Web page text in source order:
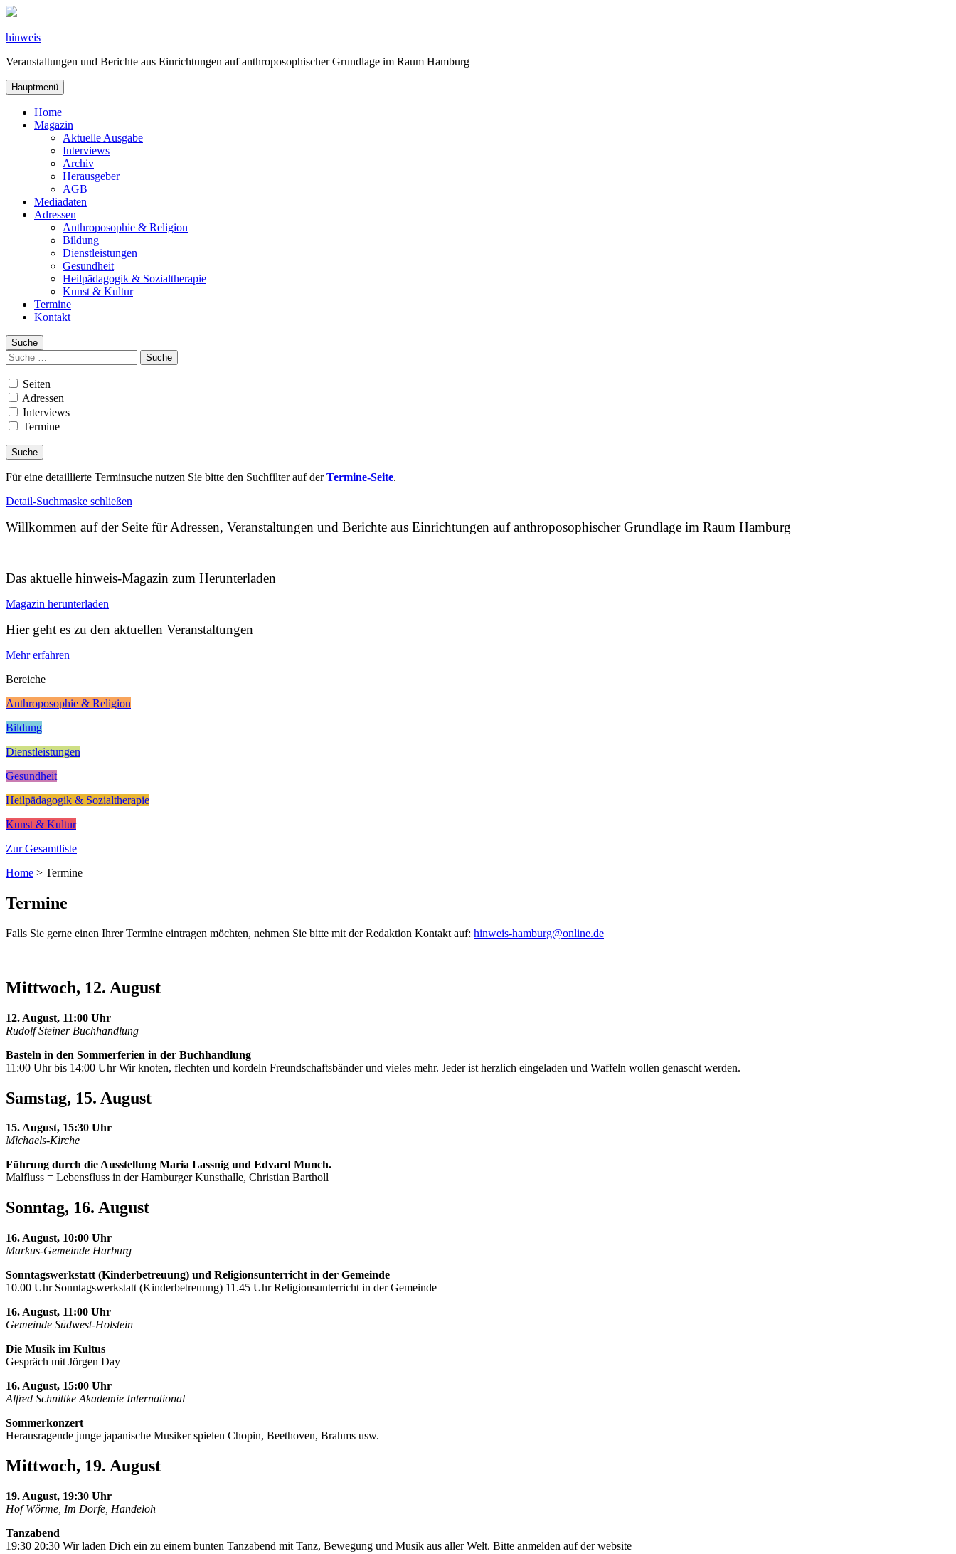
Zum
springen
hinweis
Veranstaltungen und Berichte aus Einrichtungen auf anthroposophischer Grundlage im Raum Hamburg
Hauptmenü
Home
Magazin
Aktuelle Ausgabe
Interviews
Archiv
Herausgeber
AGB
Mediadaten
Adressen
Anthroposophie & Religion
Bildung
Dienstleistungen
Gesundheit
Heilpädagogik & Sozialtherapie
Kunst & Kultur
Termine
Kontakt
Suche
Suchen
nach:
Seiten
Adressen
Interviews
Termine
Für eine detaillierte Terminsuche nutzen Sie bitte den Suchfilter auf derTermine-Seite.
Detail-Suchmaske schließen
Willkommen auf der Seite für Adressen, Veranstaltungen und Berichte aus Einrichtungen auf anthroposophischer Grundlage im Raum Hamburg
Das aktuelle hinweis-Magazin zum Herunterladen
Magazin herunterladen
Hier geht es zu den aktuellen Veranstaltungen
Mehr erfahren
Bereiche
Anthroposophie & Religion
Bildung
Dienstleistungen
Gesundheit
Heilpädagogik & Sozialtherapie
Kunst & Kultur
Zur Gesamtliste
Home > Termine
Termine
Falls Sie gerne einen Ihrer Termine eintragen möchten, nehmen Sie bitte mit der Redaktion Kontakt auf: hinweis-hamburg@online.de
Mittwoch, 12. August
12. August, 11:00 Uhr
Rudolf Steiner Buchhandlung
Basteln in den Sommerferien in der Buchhandlung
11:00 Uhr bis 14:00 Uhr Wir knoten, flechten und kordeln Freundschaftsbänder und vieles mehr. Jeder ist herzlich eingeladen und Waffeln wollen genascht werden.
Samstag, 15. August
15. August, 15:30 Uhr
Michaels-Kirche
Führung durch die Ausstellung Maria Lassnig und Edvard Munch.
Malfluss = Lebensfluss in der Hamburger Kunsthalle, Christian Bartholl
Sonntag, 16. August
16. August, 10:00 Uhr
Markus-Gemeinde Harburg
Sonntagswerkstatt (Kinderbetreuung) und Religionsunterricht in der Gemeinde
10.00 Uhr Sonntagswerkstatt (Kinderbetreuung) 11.45 Uhr Religionsunterricht in der Gemeinde
16. August, 11:00 Uhr
Gemeinde Südwest-Holstein
Die Musik im Kultus
Gespräch mit Jörgen Day
16. August, 15:00 Uhr
Alfred Schnittke Akademie International
Sommerkonzert
Herausragende junge japanische Musiker spielen Chopin, Beethoven, Brahms usw.
Mittwoch, 19. August
19. August, 19:30 Uhr
Hof Wörme, Im Dorfe, Handeloh
Tanzabend
19:30 20:30 Wir laden Dich ein zu einem bunten Tanzabend mit Tanz, Bewegung und Musik aus aller Welt. Bitte anmelden auf der website